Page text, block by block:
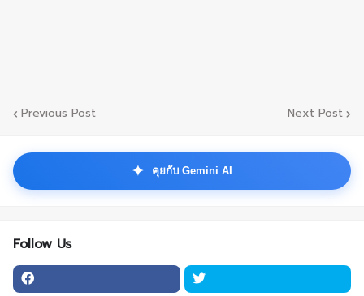
Previous Post Next Post
✦ คุยกับ Gemini AI
Follow Us